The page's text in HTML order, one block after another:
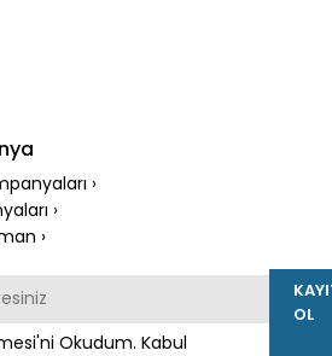
›
›
›
'ni Okudum. Kabul
OL